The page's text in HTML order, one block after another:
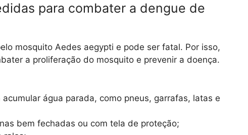
para combater a dengue de
mosquito Aedes aegypti e pode ser fatal. Por isso,
a proliferação do mosquito e prevenir a doença.
água parada, como pneus, garrafas, latas e
bem fechadas ou com tela de proteção;